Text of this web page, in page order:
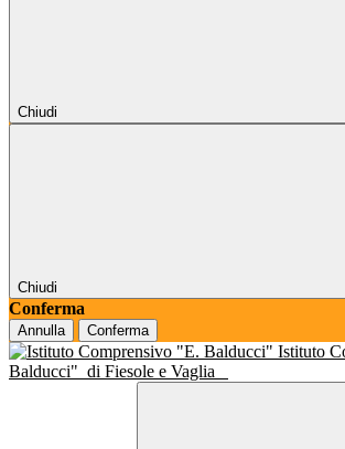
Chiudi
Chiudi
Conferma
Annulla Conferma
Istituto
Balducci" di Fiesole e Vaglia